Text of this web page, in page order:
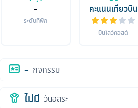
-
ระดับที่พัก
คะแนนเที่ยวบิน
บินโลว์คอสต์
- กิจกรรม
ไม่มี วันอิสระ